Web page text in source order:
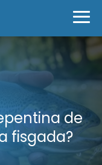
de
fisgada?